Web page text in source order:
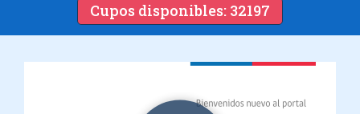
Cupos disponibles: 32197